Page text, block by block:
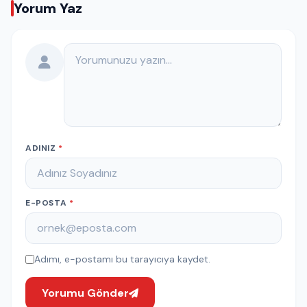
Yorum Yaz
Yorumunuz
ADINIZ *
E-POSTA *
Adımı, e-postamı bu tarayıcıya kaydet.
Yorumu Gönder